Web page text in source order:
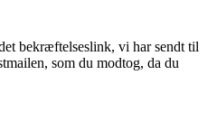
bekræftelseslink, vi har sendt til
som du modtog, da du